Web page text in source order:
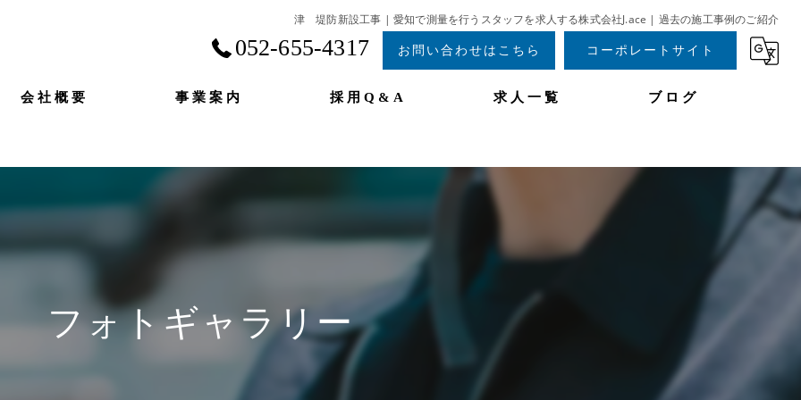
津 堤防新設工事 | 愛知で測量を行うスタッフを求人する株式会社J.ace | 過去の施工事例のご紹介
052-655-4317 お問い合わせはこちら コーポレートサイト
会社概要 事業案内 採用Q&A 求人一覧 ブログ
フォトギャラリー